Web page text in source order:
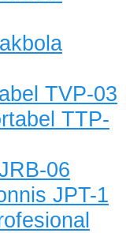
TVP-03
TTP-
06
JPT-1